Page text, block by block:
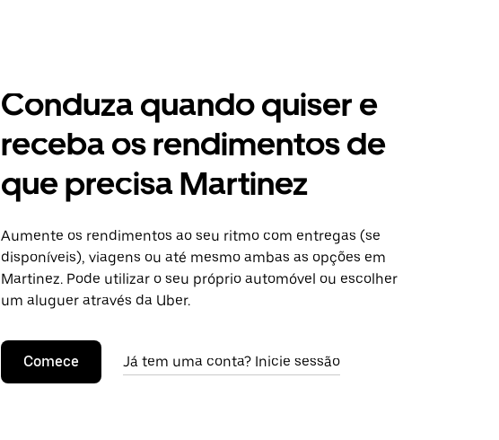
Conduza quando quiser e
receba os rendimentos de
que precisa Martinez
Aumente os rendimentos ao seu ritmo com entregas (se
disponíveis), viagens ou até mesmo ambas as opções em
Martinez. Pode utilizar o seu próprio automóvel ou escolher
um aluguer através da Uber.
Comece Já tem uma conta? Inicie sessão